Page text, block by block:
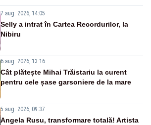
7 aug. 2026, 14:05
Selly a intrat în Cartea Recordurilor, la
Nibiru
6 aug. 2026, 13:16
Cât plătește Mihai Trăistariu la curent
pentru cele șase garsoniere de la mare
5 aug. 2026, 09:37
Angela Rusu, transformare totală! Artista